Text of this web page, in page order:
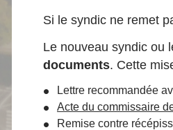
Si le syndic ne remet
Le nouveau syndic ou
documents. Cette
Lettre recommandée
Acte du commissaire
Remise contre